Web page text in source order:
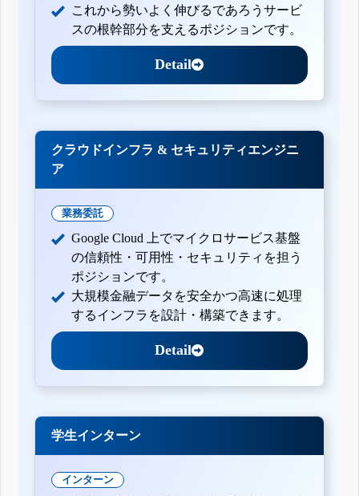
これから勢いよく伸びるであろうサービ
スの根幹部分を支えるポジションです。
Detail
クラウドインフラ & セキュリティエンジニ
ア
業務委託
Google Cloud 上でマイクロサービス基盤
の信頼性・可用性・セキュリティを担う
ポジションです。
大規模金融データを安全かつ高速に処理
するインフラを設計・構築できます。
Detail
学生インターン
インターン